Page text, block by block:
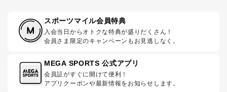
スポーツマイル会員特典
入会当日からオトクな特典が盛りだくさん！
会員さま限定のキャンペーンもお見逃しなく。
MEGA SPORTS 公式アプリ
会員証がすぐに開けて便利！
アプリクーポンや最新情報をお知らせします。